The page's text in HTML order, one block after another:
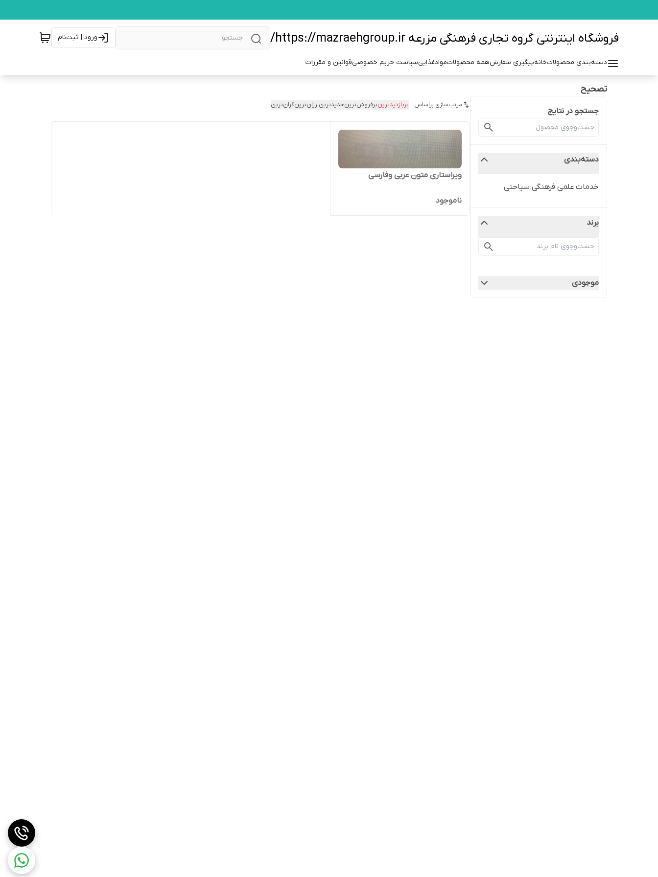
فروشگاه اینترنتی گروه تجاری فرهنگی مزرعه https://mazraehgroup.ir/ ورود | ثبت‌نام
دسته‌بندی محصولاتخانهپیگیری سفارشهمه محصولاتموادغذاییسیاست حریم خصوصیقوانین و مقررات
تصحیح
جستجو در نتایج
دسته‌بندی
خدمات علمی فرهنگی سیاحتی
برند
موجودی
مرتب‌سازی براساس: پربازدیدترینپرفروش‌ترینجدیدترینارزان‌ترینگران‌ترین
ویراستاری متون عربی وفارسی
ناموجود